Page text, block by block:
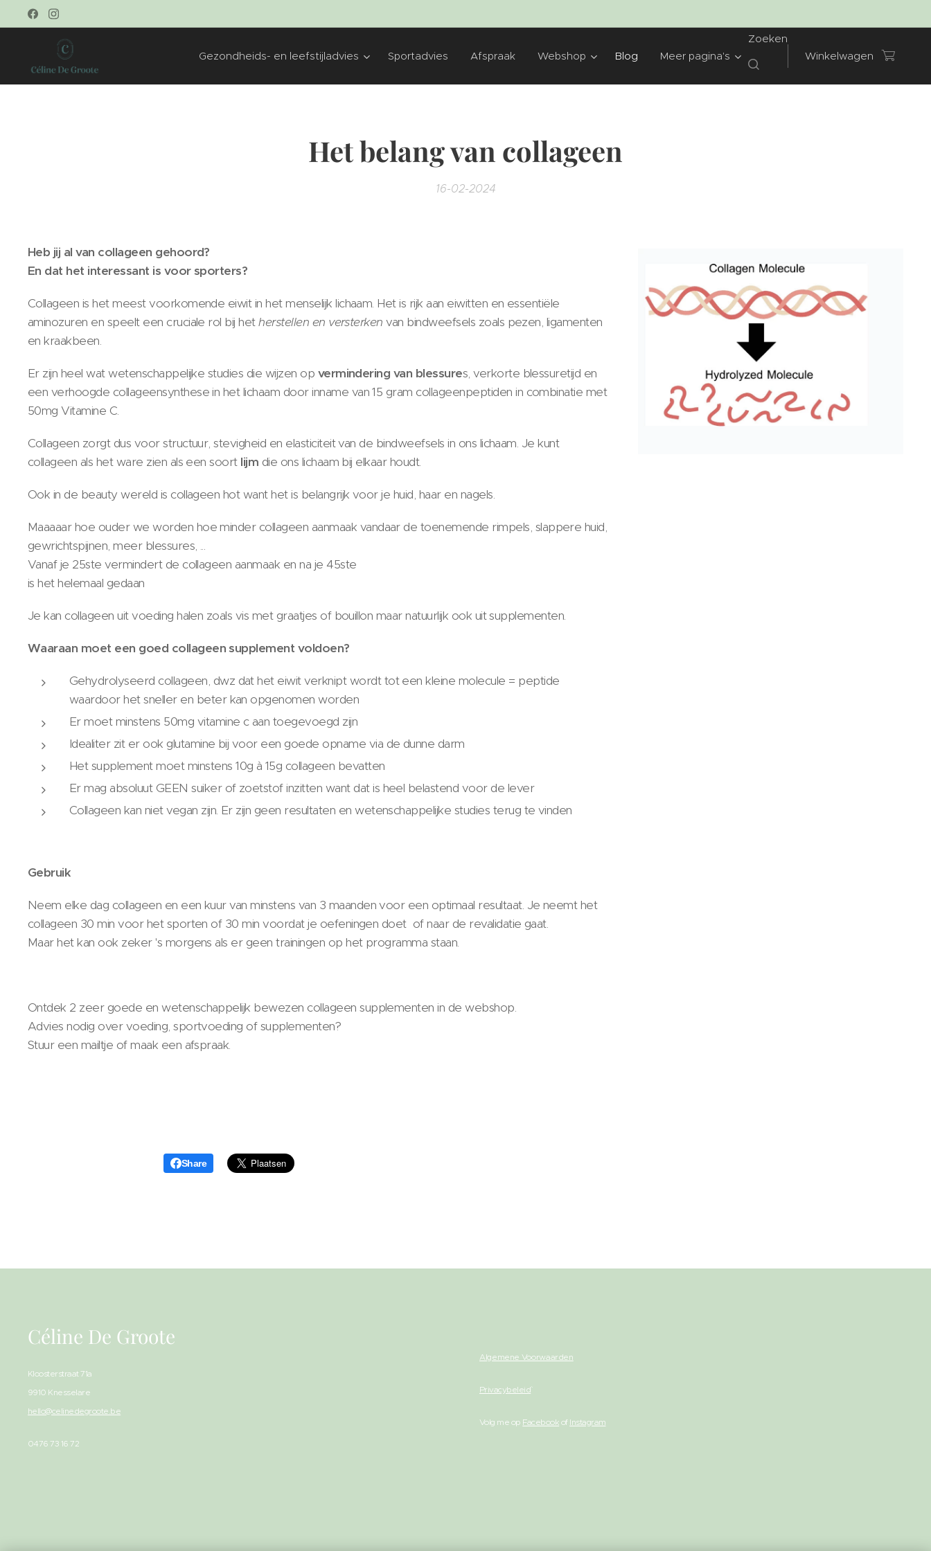
Gezondheids- en leefstijladvies Sportadvies Afspraak Webshop Blog Meer pagina's
Zoeken
Winkelwagen
Het belang van collageen
16-02-2024
Heb jij al van collageen gehoord?
En dat het interessant is voor sporters?
Collageen is het meest voorkomende eiwit in het menselijk lichaam. Het is rijk aan eiwitten en essentiële
aminozuren en speelt een cruciale rol bij hetherstellen en versterken van bindweefsels zoals pezen, ligamenten
en kraakbeen.
Er zijn heel wat wetenschappelijke studies die wijzen op vermindering van blessures, verkorte blessuretijd en
een verhoogde collageensynthese in het lichaam door inname van 15 gram collageenpeptiden in combinatie met
50mg Vitamine C.
Collageen zorgt dus voor structuur, stevigheid en elasticiteit van de bindweefsels in ons lichaam. Je kunt
collageen als het ware zien als een soort lijm die ons lichaam bij elkaar houdt.
Ook in de beauty wereld is collageen hot want het is belangrijk voor je huid, haar en nagels.
Maaaaar hoe ouder we worden hoe minder collageen aanmaak vandaar de toenemende rimpels, slappere huid,
gewrichtspijnen, meer blessures, ...
Vanaf je 25ste vermindert de collageen aanmaak en na je 45ste
is het helemaal gedaan🙈
Je kan collageen uit voeding halen zoals vis met graatjes of bouillon maar natuurlijk ook uit supplementen.
Waaraan moet een goed collageen supplement voldoen?
Gehydrolyseerd collageen, dwz dat het eiwit verknipt wordt tot een kleine molecule = peptide
waardoor het sneller en beter kan opgenomen worden
Er moet minstens 50mg vitamine c aan toegevoegd zijn
Idealiter zit er ook glutamine bij voor een goede opname via de dunne darm
Het supplement moet minstens 10g à 15g collageen bevatten
Er mag absoluut GEEN suiker of zoetstof inzitten want dat is heel belastend voor de lever
Collageen kan niet vegan zijn. Er zijn geen resultaten en wetenschappelijke studies terug te vinden
Gebruik
Neem elke dag collageen en een kuur van minstens van 3 maanden voor een optimaal resultaat. Je neemt het
collageen 30 min voor het sporten of 30 min voordat je oefeningen doet of naar de revalidatie gaat.
Maar het kan ook zeker 's morgens als er geen trainingen op het programma staan.
Ontdek 2 zeer goede en wetenschappelijk bewezen collageen supplementen in de webshop.
Advies nodig over voeding, sportvoeding of supplementen?
Stuur een mailtje of maak een afspraak.
Share
Céline De Groote
Kloosterstraat 71a
9910 Knesselare
hello@celinedegroote.be
0476 73 16 72
Algemene Voorwaarden
Privacybeleid
Volg me op Facebook of Instagram